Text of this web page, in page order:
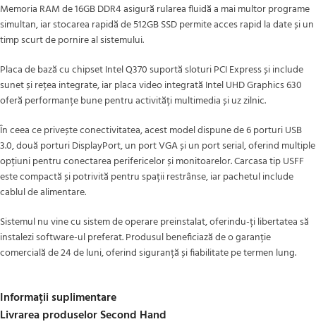
Memoria RAM de 16GB DDR4 asigură rularea fluidă a mai multor programe
simultan, iar stocarea rapidă de 512GB SSD permite acces rapid la date și un
timp scurt de pornire al sistemului.
Placa de bază cu chipset Intel Q370 suportă sloturi PCI Express și include
sunet și rețea integrate, iar placa video integrată Intel UHD Graphics 630
oferă performanțe bune pentru activități multimedia și uz zilnic.
În ceea ce privește conectivitatea, acest model dispune de 6 porturi USB
3.0, două porturi DisplayPort, un port VGA și un port serial, oferind multiple
opțiuni pentru conectarea perifericelor și monitoarelor. Carcasa tip USFF
este compactă și potrivită pentru spații restrânse, iar pachetul include
cablul de alimentare.
Sistemul nu vine cu sistem de operare preinstalat, oferindu-ți libertatea să
instalezi software-ul preferat. Produsul beneficiază de o garanție
comercială de 24 de luni, oferind siguranță și fiabilitate pe termen lung.
Informații suplimentare
Livrarea produselor Second Hand